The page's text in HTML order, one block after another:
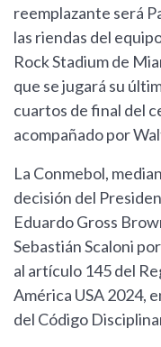
reemplazante será
las riendas del
Rock Stadium de
que se jugará su
cuartos de final del
acompañado por
La Conmebol,
decisión del
Eduardo Gross
Sebastián Scaloni
al artículo 145 del
América USA 2024,
del Código